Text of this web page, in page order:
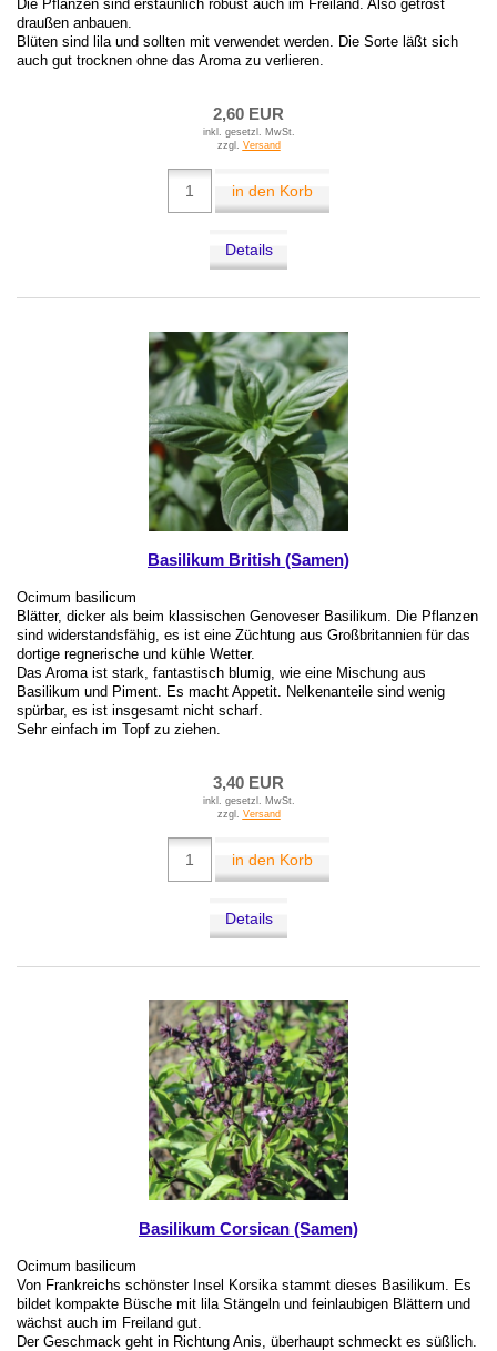
Die Pflanzen sind erstaunlich robust auch im Freiland. Also getrost
draußen anbauen.
Blüten sind lila und sollten mit verwendet werden. Die Sorte läßt sich
auch gut trocknen ohne das Aroma zu verlieren.
2,60 EUR
inkl. gesetzl. MwSt.
zzgl. Versand
in den Korb
Details
Basilikum British (Samen)
Ocimum basilicum
Blätter, dicker als beim klassischen Genoveser Basilikum. Die Pflanzen
sind widerstandsfähig, es ist eine Züchtung aus Großbritannien für das
dortige regnerische und kühle Wetter.
Das Aroma ist stark, fantastisch blumig, wie eine Mischung aus
Basilikum und Piment. Es macht Appetit. Nelkenanteile sind wenig
spürbar, es ist insgesamt nicht scharf.
Sehr einfach im Topf zu ziehen.
3,40 EUR
inkl. gesetzl. MwSt.
zzgl. Versand
in den Korb
Details
Basilikum Corsican (Samen)
Ocimum basilicum
Von Frankreichs schönster Insel Korsika stammt dieses Basilikum. Es
bildet kompakte Büsche mit lila Stängeln und feinlaubigen Blättern und
wächst auch im Freiland gut.
Der Geschmack geht in Richtung Anis, überhaupt schmeckt es süßlich.